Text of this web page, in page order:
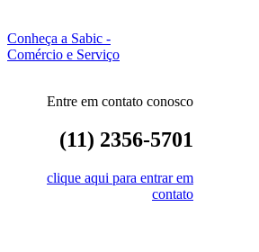
Conheça a Sabic -
Comércio e Serviço
Entre em contato conosco
(11) 2356-5701
clique aqui para entrar em
contato